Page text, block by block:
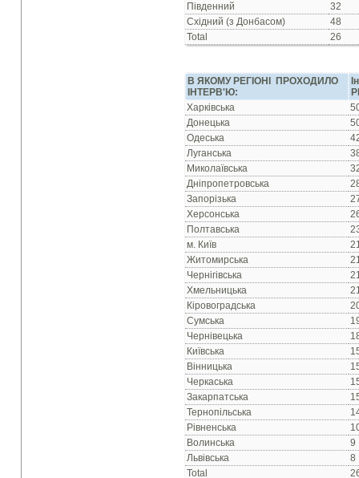
Південний
32
Східний (з Донбасом)
48
Total
26
В ЯКОМУ РЕГIОНI ПРОХОДИЛО
IНТЕРВ'Ю:
Харкiвська
Донецька
Одеська
Луганська
Миколаївська
Днiпропетровська
Запорiзька
Херсонська
Полтавська
м. Київ
Житомирська
Чернiгiвська
Хмельницька
Кiровоградська
Сумська
Чернiвецька
Київська
Вiнницька
Черкаська
Закарпатська
Тернопiльська
Рiвненська
Волинська
9
Львiвська
8
Total